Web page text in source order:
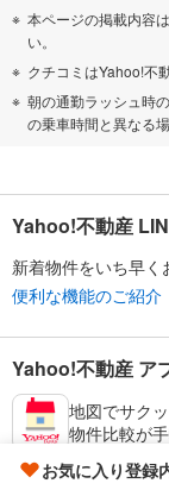
本ページの掲載内容
い。
クチコミはYahoo!不
朝の通勤ラッシュ時
の乗車時間と異なる
お気に入り登録
Yahoo!不動産
新着物件をいち早く
便利な機能のご紹介
Yahoo!不動産 ア
地図でサク
物件比較が